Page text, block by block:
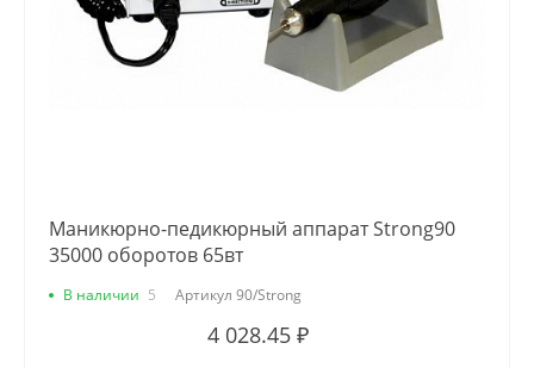
Маникюрно-педикюрный аппарат Strong90
35000 оборотов 65вт
В наличии 5 Артикул 90/Strong
4 028.45 ₽